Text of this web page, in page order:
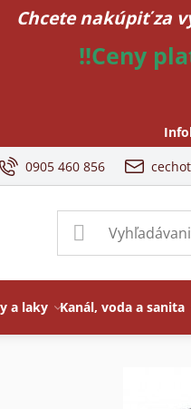
Chcete nakúpiť za
!!Ceny
0905 460 856
a laky Kanál, voda a sanita